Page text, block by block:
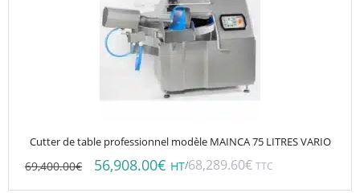
Cutter de table professionnel modèle MAINCA 75 LITRES VARIO
69,400.00€ 56,908.00€ HT/68,289.60€ TTC